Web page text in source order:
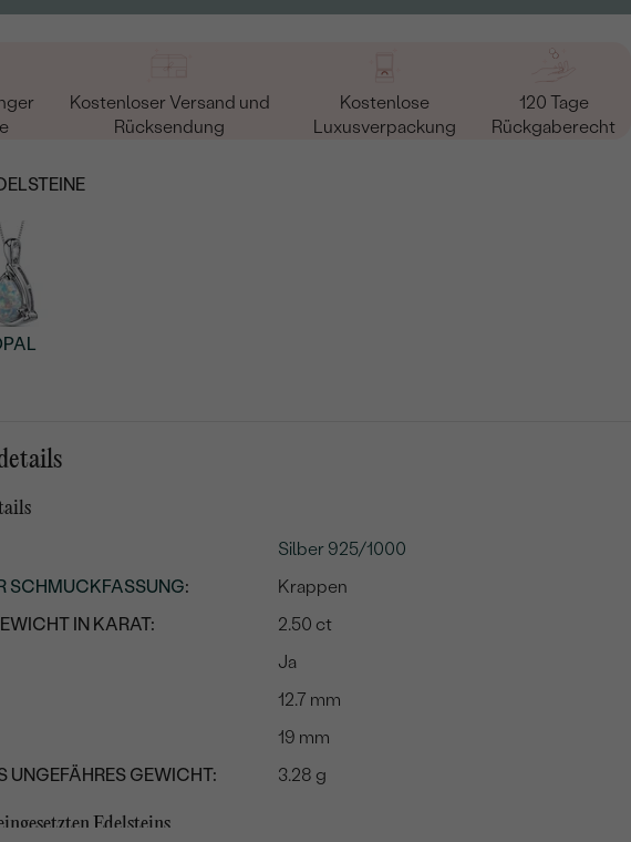
Kostenloser Versand und
Rücksendung
Kostenlose
Luxusverpackung
120 Tage
Rückgaberecht
Silber 925/1000
SCHMUCKFASSUNG:
Krappen
IN KARAT:
2.50 ct
Ja
12.7 mm
19 mm
UNGEFÄHRES GEWICHT:
3.28 g
Edelsteins